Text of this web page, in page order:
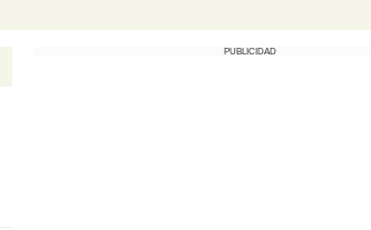
PUBLICIDAD